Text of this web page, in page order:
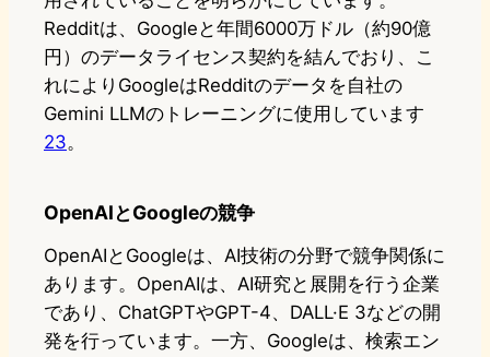
Redditは、Googleと年間6000万ドル（約90億
円）のデータライセンス契約を結んでおり、こ
れによりGoogleはRedditのデータを自社の
Gemini LLMのトレーニングに使用しています
23。
OpenAIとGoogleの競争
OpenAIとGoogleは、AI技術の分野で競争関係に
あります。OpenAIは、AI研究と展開を行う企業
であり、ChatGPTやGPT-4、DALL·E 3などの開
発を行っています。一方、Googleは、検索エン